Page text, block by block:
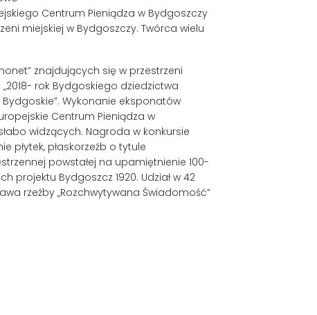
Centrum Pieniądza w Bydgoszczy
miejskiej w Bydgoszczy. Twórca wielu
znajdujących się w przestrzeni
rok Bydgoskiego dziedzictwa
Bydgoskie”. Wykonanie eksponatów
Centrum Pieniądza w
widzących. Nagroda w konkursie
płytek, płaskorzeźb o tytule
powstałej na upamiętnienie 100-
projektu Bydgoszcz 1920. Udział w 42
rzeźby „Rozchwytywana Świadomość”